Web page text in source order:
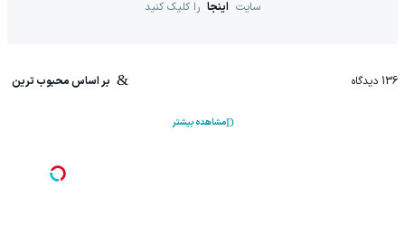
سایت اینجا را کلیک کنید
136 دیدگاه بر اساس محبوب ترین
مشاهده بیشتر